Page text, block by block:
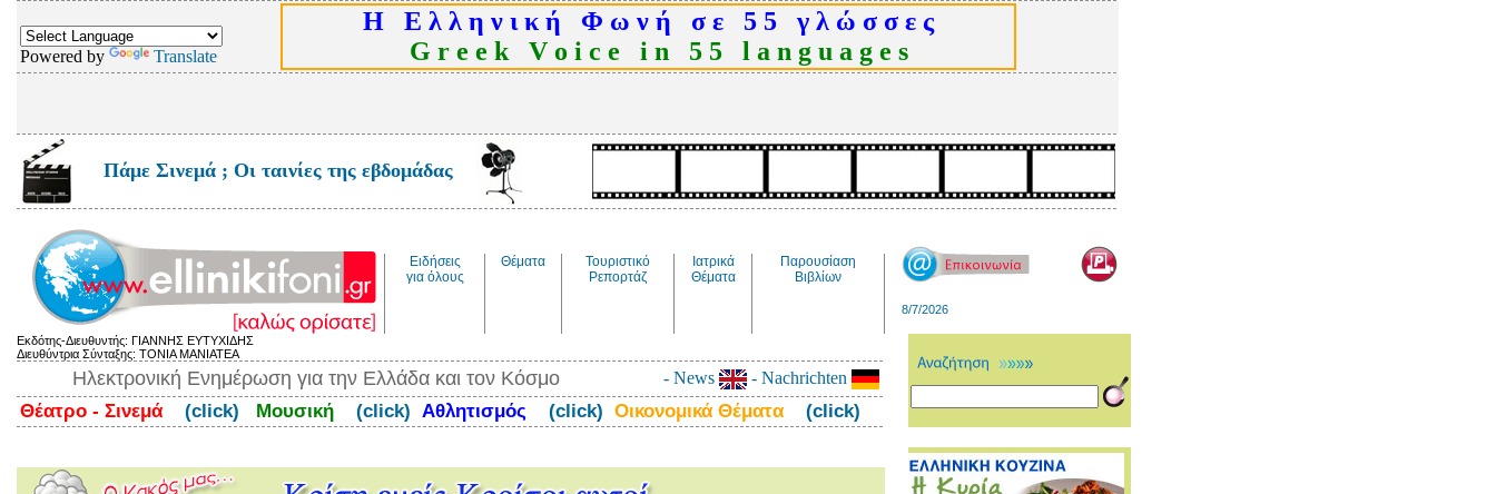
Powered by Translate
Η Ε λ λ η ν ι κ ή Φ ω ν ή σ ε 5 5 γ λ ώ σ σ ε ς
G r e e k V o i c e i n 5 5 l a n g u a g e s
Πάμε Σινεμά ; Οι ταινίες της εβδομάδας
Ειδήσεις
για όλους
Θέματα
Τουριστικό
Ρεπορτάζ
Ιατρικά
Θέματα
Παρουσίαση
Βιβλίων
8/7/2026
Εκδότης-Διευθυντής: ΓΙΑΝΝΗΣ ΕΥΤΥΧΙΔΗΣ
Διευθύντρια Σύνταξης: ΤΟΝΙΑ ΜΑΝΙΑΤΕΑ
Ηλεκτρονική Ενημέρωση για την Ελλάδα και τον Κόσμο - News - Nachrichten
Θέατρο - Σινεμά (click) Μουσική (click) Αθλητισμός (click) Οικονομικά Θέματα (click)